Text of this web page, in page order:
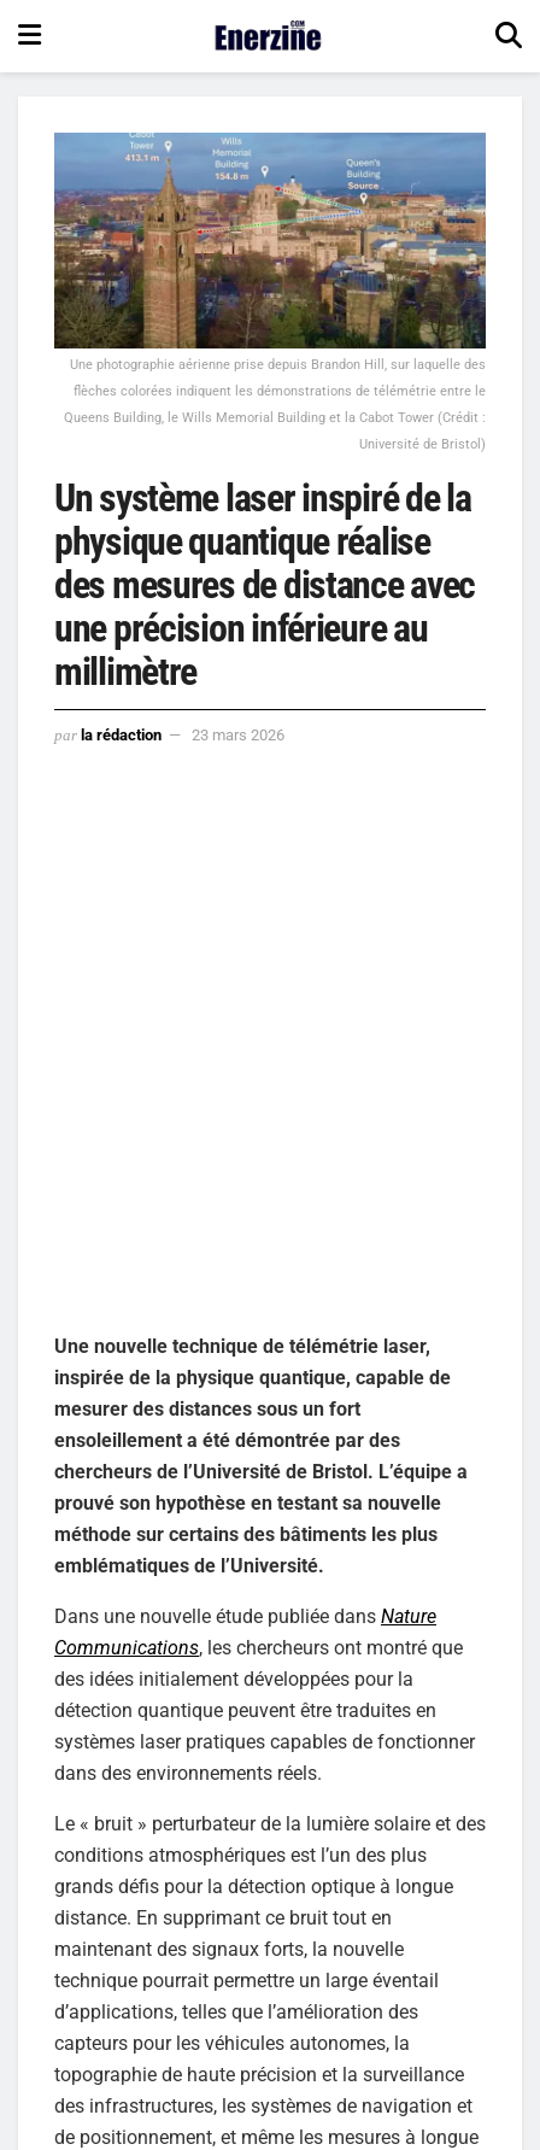
Une photographie aérienne prise depuis Brandon Hill, sur laquelle des
flèches colorées indiquent les démonstrations de télémétrie entre le
Queens Building, le Wills Memorial Building et la Cabot Tower (Crédit :
Université de Bristol)
Un système laser inspiré de la
physique quantique réalise
des mesures de distance avec
une précision inférieure au
millimètre
par la rédaction 23 mars 2026
Une nouvelle technique de télémétrie laser,
inspirée de la physique quantique, capable de
mesurer des distances sous un fort
ensoleillement a été démontrée par des
chercheurs de l’Université de Bristol. L’équipe a
prouvé son hypothèse en testant sa nouvelle
méthode sur certains des bâtiments les plus
emblématiques de l’Université.
Dans une nouvelle étude publiée dans Nature
Communications, les chercheurs ont montré que
des idées initialement développées pour la
détection quantique peuvent être traduites en
systèmes laser pratiques capables de fonctionner
dans des environnements réels.
Le « bruit » perturbateur de la lumière solaire et des
conditions atmosphériques est l’un des plus
grands défis pour la détection optique à longue
distance. En supprimant ce bruit tout en
maintenant des signaux forts, la nouvelle
technique pourrait permettre un large éventail
d’applications, telles que l’amélioration des
capteurs pour les véhicules autonomes, la
topographie de haute précision et la surveillance
des infrastructures, les systèmes de navigation et
de positionnement, et même les mesures à longue